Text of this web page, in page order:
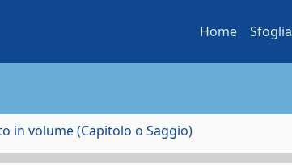
Home Sfoglia
in volume (Capitolo o Saggio)